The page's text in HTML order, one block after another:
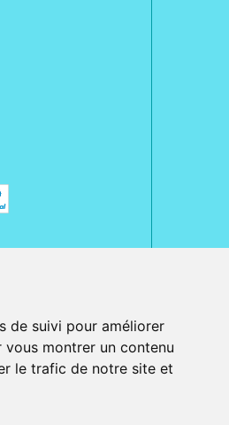
de suivi pour améliorer
montrer un contenu
le trafic de notre site et